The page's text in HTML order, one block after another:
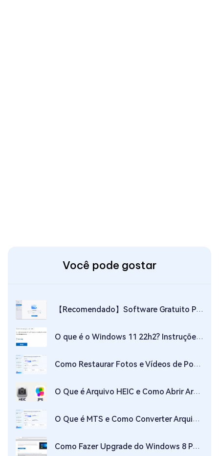
Você pode gostar
【Recomendado】Software Gratuito Para Pesquisar e Excluir Arquivos Duplicados no Mac
O que é o Windows 11 22h2? Instruções Detalhadas Sobre Como Atualizar!
Como Restaurar Fotos e Vídeos de Posts Eliminados do Instagram
O Que é Arquivo HEIC e Como Abrir Arquivo HEIC (ou Como o Converter para JPG?)
O Que é MTS e Como Converter Arquivos MTS Para MP4 | Reproduzindo Arquivos MTS
Como Fazer Upgrade do Windows 8 Para o Windows 10!